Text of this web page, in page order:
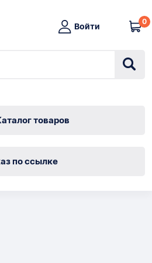
Войти
0
товаров
по ссылке